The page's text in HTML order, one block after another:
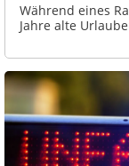
Während eines
Jahre alte